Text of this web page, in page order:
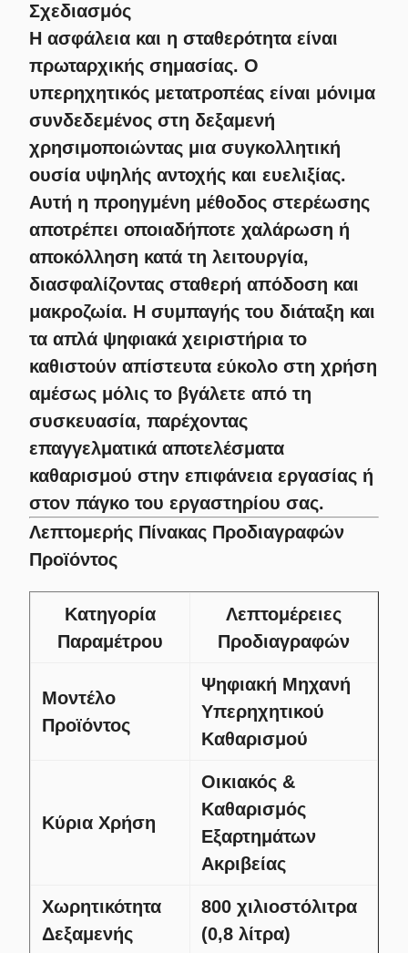
Σχεδιασμός
Η ασφάλεια και η σταθερότητα είναι
πρωταρχικής σημασίας. Ο
υπερηχητικός μετατροπέας είναι μόνιμα
συνδεδεμένος στη δεξαμενή
χρησιμοποιώντας μια συγκολλητική
ουσία υψηλής αντοχής και ευελιξίας.
Αυτή η προηγμένη μέθοδος στερέωσης
αποτρέπει οποιαδήποτε χαλάρωση ή
αποκόλληση κατά τη λειτουργία,
διασφαλίζοντας σταθερή απόδοση και
μακροζωία. Η συμπαγής του διάταξη και
τα απλά ψηφιακά χειριστήρια το
καθιστούν απίστευτα εύκολο στη χρήση
αμέσως μόλις το βγάλετε από τη
συσκευασία, παρέχοντας
επαγγελματικά αποτελέσματα
καθαρισμού στην επιφάνεια εργασίας ή
στον πάγκο του εργαστηρίου σας.
Λεπτομερής Πίνακας Προδιαγραφών
Προϊόντος
Κατηγορία
Παραμέτρου
Λεπτομέρειες
Προδιαγραφών
Μοντέλο
Προϊόντος
Ψηφιακή Μηχανή
Υπερηχητικού
Καθαρισμού
Κύρια Χρήση
Οικιακός &
Καθαρισμός
Εξαρτημάτων
Ακριβείας
Χωρητικότητα
Δεξαμενής
800 χιλιοστόλιτρα
(0,8 λίτρα)